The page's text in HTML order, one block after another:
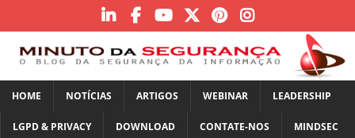
HOME NOTÍCIAS ARTIGOS WEBINAR LEADERSHIP
LGPD & PRIVACY DOWNLOAD CONTATE-NOS MINDSEC